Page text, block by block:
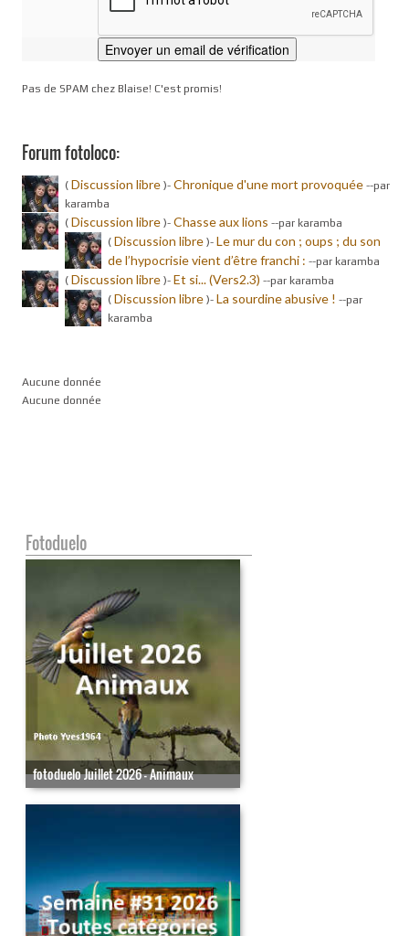
Pas de SPAM chez Blaise! C'est promis!
Forum fotoloco:
( Discussion libre )- Chronique d'une mort provoquée --par
karamba
( Discussion libre )- Chasse aux lions --par karamba
( Discussion libre )- Le mur du con ; oups ; du son
de l’hypocrisie vient d’être franchi : --par karamba
( Discussion libre )- Et si... (Vers2.3) --par karamba
( Discussion libre )- La sourdine abusive ! --par
karamba
Aucune donnée
Aucune donnée
Fotoduelo
fotoduelo Juillet 2026 - Animaux